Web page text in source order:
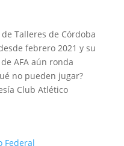
Talleres de Córdoba
febrero 2021 y su
AFA aún ronda
no pueden jugar?
Club Atlético